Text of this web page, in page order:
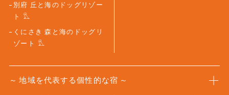
別府 丘と海のドッグリゾー
ト
くにさき 森と海のドッグリ
ゾート
地域を代表する個性的な宿